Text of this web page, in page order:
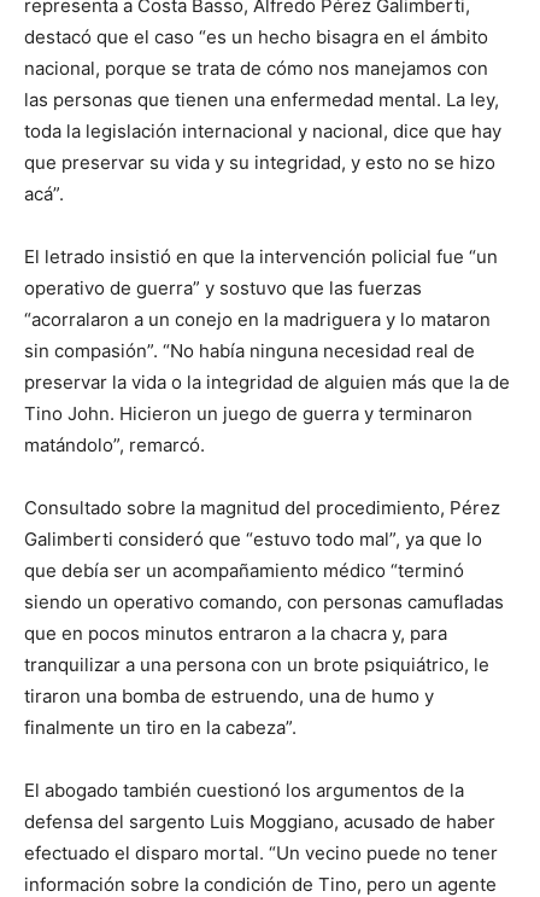
representa a Costa Basso, Alfredo Pérez Galimberti,
destacó que el caso “es un hecho bisagra en el ámbito
nacional, porque se trata de cómo nos manejamos con
las personas que tienen una enfermedad mental. La ley,
toda la legislación internacional y nacional, dice que hay
que preservar su vida y su integridad, y esto no se hizo
acá”.
El letrado insistió en que la intervención policial fue “un
operativo de guerra” y sostuvo que las fuerzas
“acorralaron a un conejo en la madriguera y lo mataron
sin compasión”. “No había ninguna necesidad real de
preservar la vida o la integridad de alguien más que la de
Tino John. Hicieron un juego de guerra y terminaron
matándolo”, remarcó.
Consultado sobre la magnitud del procedimiento, Pérez
Galimberti consideró que “estuvo todo mal”, ya que lo
que debía ser un acompañamiento médico “terminó
siendo un operativo comando, con personas camufladas
que en pocos minutos entraron a la chacra y, para
tranquilizar a una persona con un brote psiquiátrico, le
tiraron una bomba de estruendo, una de humo y
finalmente un tiro en la cabeza”.
El abogado también cuestionó los argumentos de la
defensa del sargento Luis Moggiano, acusado de haber
efectuado el disparo mortal. “Un vecino puede no tener
información sobre la condición de Tino, pero un agente